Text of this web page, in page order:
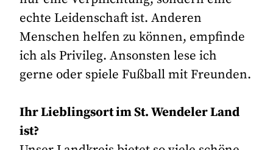
echte Leidenschaft ist. Anderen
Menschen helfen zu können, empfinde
ich als Privileg. Ansonsten lese ich
gerne oder spiele Fußball mit Freunden.
Ihr Lieblingsort im St. Wendeler Land
ist?